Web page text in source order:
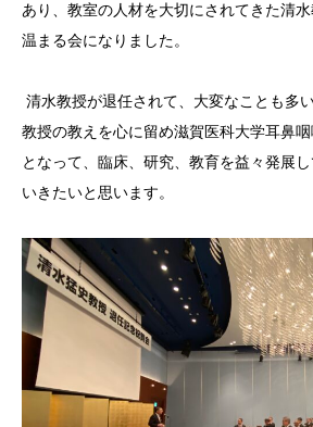
あり、教室の人材を大切にされてきた清
温まる会になりました。
清水教授が退任されて、大変なことも多
教授の教えを心に留め滋賀医科大学耳鼻
となって、臨床、研究、教育を益々発展
いきたいと思います。